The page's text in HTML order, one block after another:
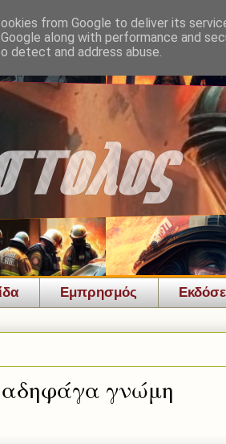
Εμπρησμός
αδηφάγα γνώμη
from Google to deliver its
along with performance and
detect and address abuse.